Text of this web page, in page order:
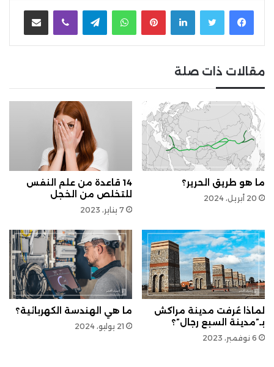
لينكدإنبينتيريستواتسابتيلقرامڤايبر مشاركة عبر البريد
مقالات ذات صلة
ما هو طريق الحرير؟
20 أبريل، 2024
14 قاعدة من علم النفس
للتخلص من الخجل
7 يناير، 2023
لماذا عُرفت مدينة مراكش
بـ”مدينة السبع رجال”؟
6 نوفمبر، 2023
ما هي الهندسة الكهربائية؟
21 يوليو، 2024